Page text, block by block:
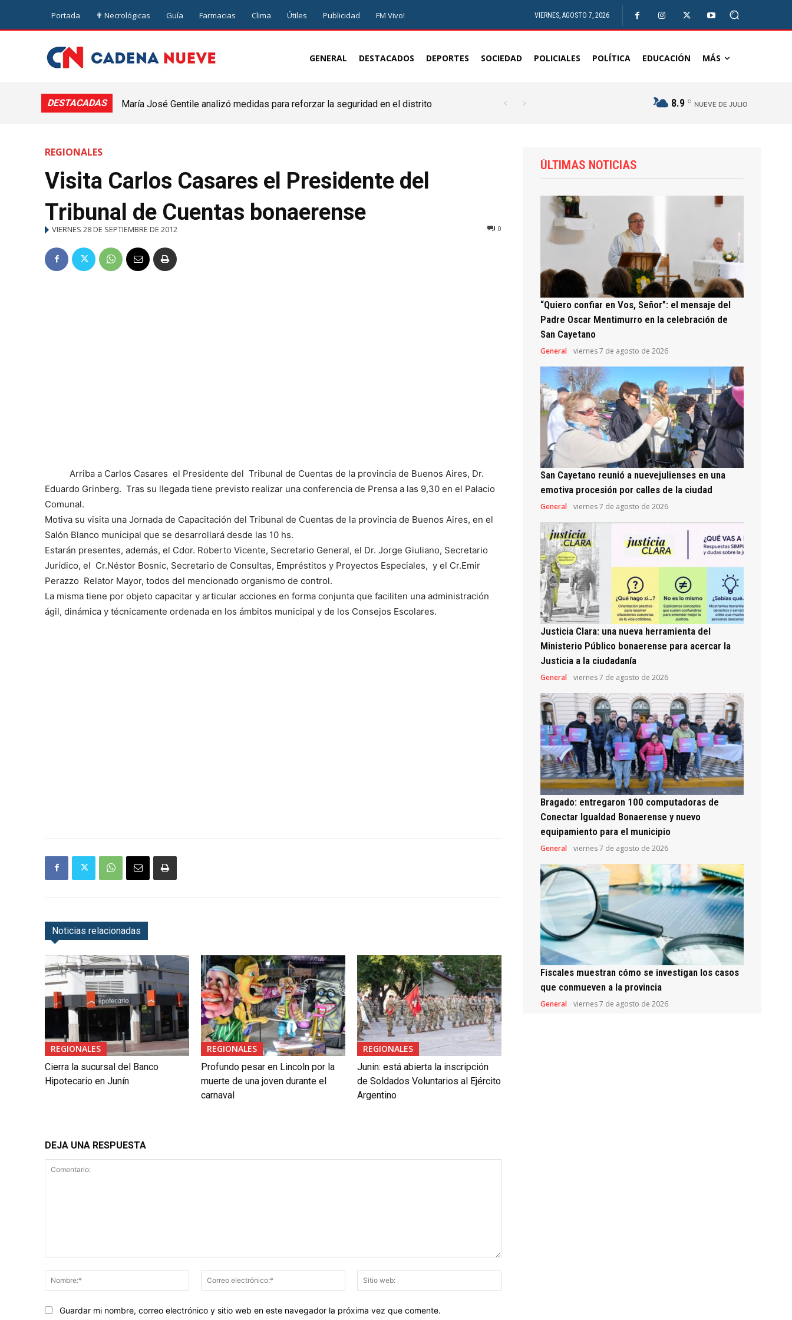
Portada ✟ Necrológicas Guía Farmacias Clima Útiles Publicidad FM Vivo! VIERNES, AGOSTO 7, 2026
GENERAL DESTACADOS DEPORTES SOCIEDAD POLICIALES POLÍTICA EDUCACIÓN MÁS
DESTACADAS
María José Gentile analizó medidas para reforzar la seguridad en el distrito
8.9 C NUEVE DE JULIO
REGIONALES
Visita Carlos Casares el Presidente del
Tribunal de Cuentas bonaerense
VIERNES 28 DE SEPTIEMBRE DE 2012 0
Arriba a Carlos Casares el Presidente del Tribunal de Cuentas de la provincia de Buenos Aires, Dr.
Eduardo Grinberg. Tras su llegada tiene previsto realizar una conferencia de Prensa a las 9,30 en el Palacio
Comunal.
Motiva su visita una Jornada de Capacitación del Tribunal de Cuentas de la provincia de Buenos Aires, en el
Salón Blanco municipal que se desarrollará desde las 10 hs.
Estarán presentes, además, el Cdor. Roberto Vicente, Secretario General, el Dr. Jorge Giuliano, Secretario
Jurídico, el Cr.Néstor Bosnic, Secretario de Consultas, Empréstitos y Proyectos Especiales, y el Cr.Emir
Perazzo Relator Mayor, todos del mencionado organismo de control.
La misma tiene por objeto capacitar y articular acciones en forma conjunta que faciliten una administración
ágil, dinámica y técnicamente ordenada en los ámbitos municipal y de los Consejos Escolares.
Noticias relacionadas
REGIONALES
Cierra la sucursal del Banco
Hipotecario en Junín
REGIONALES
Profundo pesar en Lincoln por la
muerte de una joven durante el
carnaval
REGIONALES
Junin: está abierta la inscripción
de Soldados Voluntarios al Ejército
Argentino
DEJA UNA RESPUESTA
Nombre:*
Correo
electrónico:*
web:
Guardar mi nombre, correo electrónico y sitio web en este navegador la próxima vez que comente.
ÚLTIMAS NOTICIAS
“Quiero confiar en Vos, Señor”: el mensaje del
Padre Oscar Mentimurro en la celebración de
San Cayetano
General viernes 7 de agosto de 2026
San Cayetano reunió a nuevejulienses en una
emotiva procesión por calles de la ciudad
General viernes 7 de agosto de 2026
Justicia Clara: una nueva herramienta del
Ministerio Público bonaerense para acercar la
Justicia a la ciudadanía
General viernes 7 de agosto de 2026
Bragado: entregaron 100 computadoras de
Conectar Igualdad Bonaerense y nuevo
equipamiento para el municipio
General viernes 7 de agosto de 2026
Fiscales muestran cómo se investigan los casos
que conmueven a la provincia
General viernes 7 de agosto de 2026